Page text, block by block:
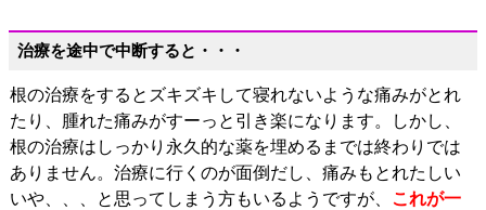
治療を途中で中断すると・・・
根の治療をするとズキズキして寝れないような痛みがとれ
たり、腫れた痛みがすーっと引き楽になります。しかし、
根の治療はしっかり永久的な薬を埋めるまでは終わりでは
ありません。治療に行くのが面倒だし、痛みもとれたしい
いや、、、と思ってしまう方もいるようですが、 これが一